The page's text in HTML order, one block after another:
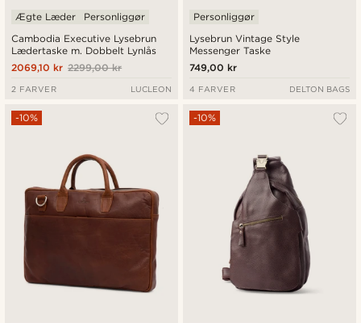
Cambodia Executive Lysebrun
Lædertaske m. Dobbelt Lynlås
Ægte Læder Personliggør
2299,00 kr
2069,10 kr
2 FARVER LUCLEON
Lysebrun Vintage Style
Messenger Taske
Personliggør
749,00 kr
4 FARVER DELTON BAGS
-10% -10%